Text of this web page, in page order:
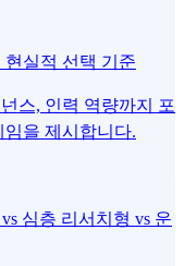
현실적 선택 기준
스, 인력 역량까지 포
을 제시합니다.
심층 리서치형 vs 운